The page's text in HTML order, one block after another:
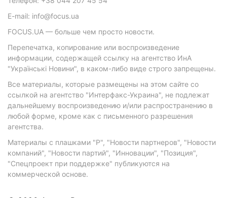
E-mail: info@focus.ua
FOCUS.UA — больше чем просто новости.
Перепечатка, копирование или воспроизведение
информации, содержащей ссылку на агентство ИнА
"Українські Новини", в каком-либо виде строго запрещены.
Все материалы, которые размещены на этом сайте со
ссылкой на агентство "Интерфакс-Украина", не подлежат
дальнейшему воспроизведению и/или распространению в
любой форме, кроме как с письменного разрешения
агентства.
Материалы с плашками "Р", "Новости партнеров", "Новости
компаний", "Новости партий", "Инновации", "Позиция",
"Спецпроект при поддержке" публикуются на
коммерческой основе.